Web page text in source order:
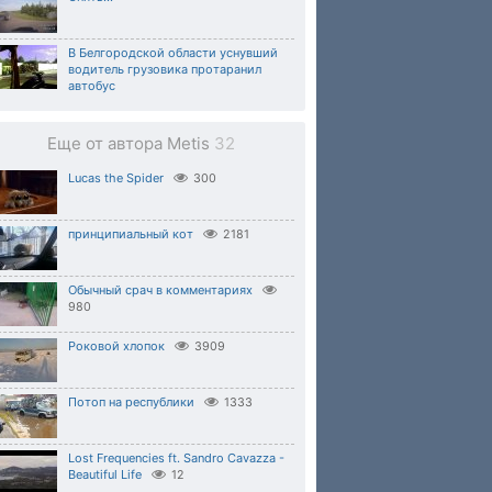
В Белгородской области уснувший
водитель грузовика протаранил
автобус
Еще от автора Metis 32
Lucas the Spider 300
принципиальный кот 2181
Обычный срач в комментариях
980
Роковой хлопок 3909
Потоп на республики 1333
Lost Frequencies ft. Sandro Cavazza -
Beautiful Life
12